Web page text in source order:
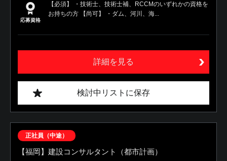
応募資格
【必須】 ・技術士、技術士補、RCCMのいずれかの資格を
お持ちの方 【尚可】 ・ダム、河川、海...
詳細を見る
検討中リストに保存
正社員（中途）
【福岡】建設コンサルタント（都市計画）